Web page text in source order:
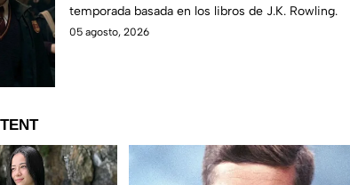
temporada basada en los libros de J.K. Rowling.
05 agosto, 2026